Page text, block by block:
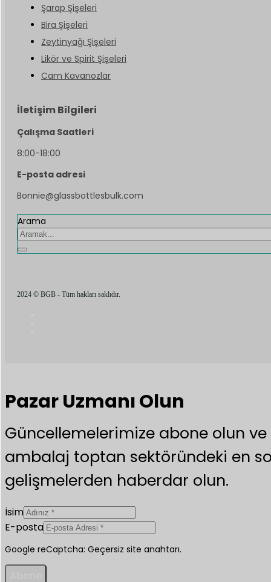
Şarap Şişeleri
Bira Şişeleri
Zeytinyağı Şişeleri
Likör ve Spirit Şişeleri
Cam Kavanozlar
İletişim Bilgileri
Çalışma Saatleri
8:00-18:00
E-posta adresi
Bonnie@glassbottlesbulk.com
Arama
2024 © BGB - Tüm hakları saklıdır.
Pazar Uzmanı Olun
Güncellemelerimize abone olun
ambalaj toptan sektöründeki en
gelişmelerden haberdar olun.
İsim
E-posta
Google reCaptcha: Geçersiz site anahtarı.